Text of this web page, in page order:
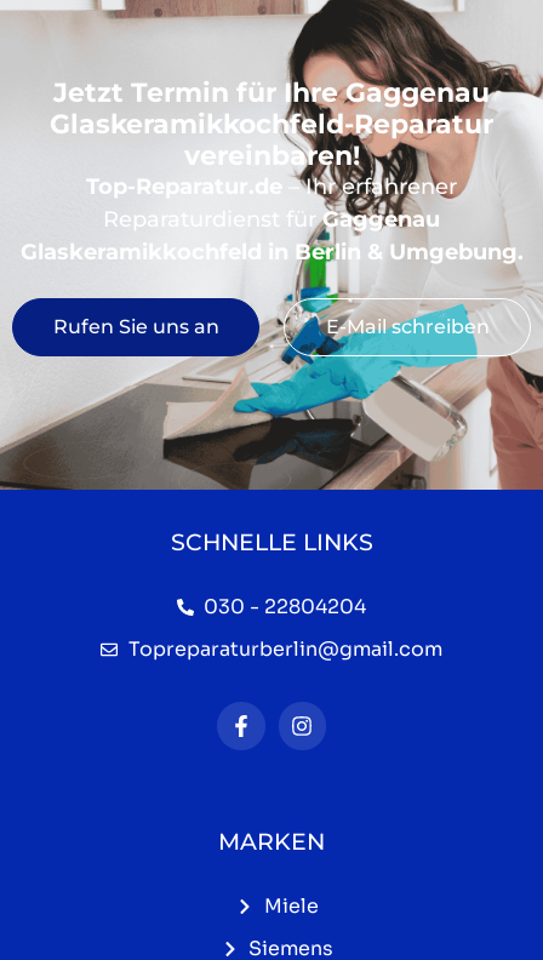
Jetzt Termin für Ihre Gaggenau
Glaskeramikkochfeld-Reparatur
vereinbaren!
Top-Reparatur.de – Ihr erfahrener
Reparaturdienst fürGaggenau
Glaskeramikkochfeld in Berlin & Umgebung.
Rufen Sie uns an E-Mail schreiben
SCHNELLE LINKS
030 - 22804204
Topreparaturberlin@gmail.com
MARKEN
Miele
Siemens